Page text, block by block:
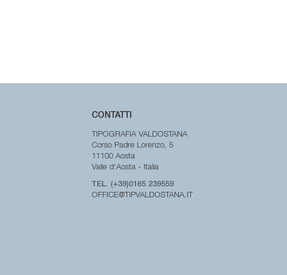
CONTATTI
TIPOGRAFIA VALDOSTANA
Corso Padre Lorenzo, 5
11100 Aosta
Valle d'Aosta - Italia
TEL. (+39)0165 239559
OFFICE@TIPVALDOSTANA.IT